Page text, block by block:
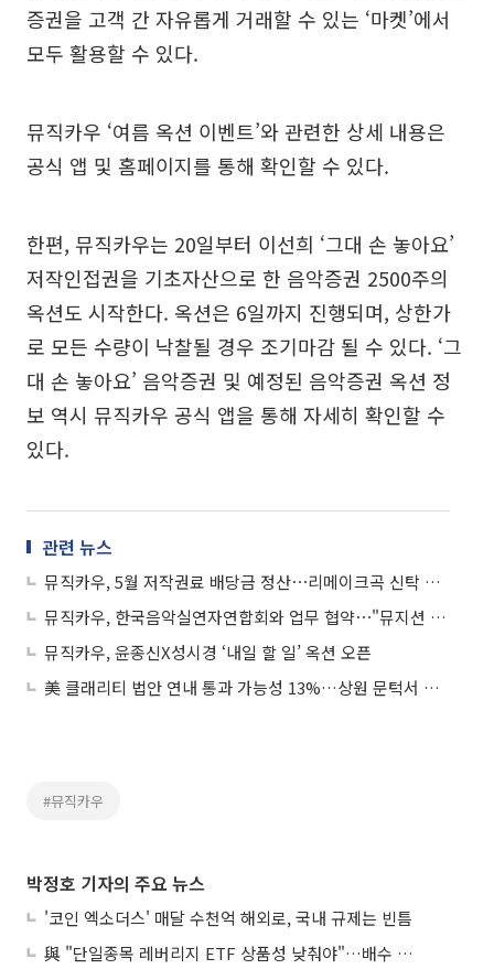
증권을 고객 간 자유롭게 거래할 수 있는 ‘마켓’에서
모두 활용할 수 있다.
뮤직카우 ‘여름 옥션 이벤트’와 관련한 상세 내용은
공식 앱 및 홈페이지를 통해 확인할 수 있다.
한편, 뮤직카우는 20일부터 이선희 ‘그대 손 놓아요’
저작인접권을 기초자산으로 한 음악증권 2500주의
옥션도 시작한다. 옥션은 6일까지 진행되며, 상한가
로 모든 수량이 낙찰될 경우 조기마감 될 수 있다. ‘그
대 손 놓아요’ 음악증권 및 예정된 음악증권 옥션 정
보 역시 뮤직카우 공식 앱을 통해 자세히 확인할 수
있다.
관련 뉴스
뮤직카우, 5월 저작권료 배당금 정산⋯리메이크곡 신탁 재산 추가 완료
뮤직카우, 한국음악실연자연합회와 업무 협약⋯"뮤지션 권익 향상 목표"
뮤직카우, 윤종신X성시경 ‘내일 할 일’ 옥션 오픈
美 클래리티 법안 연내 통과 가능성 13%…상원 문턱서 제동
#뮤직카우
박정호 기자의 주요 뉴스
'코인 엑소더스' 매달 수천억 해외로, 국내 규제는 빈틈
與 "단일종목 레버리지 ETF 상품성 낮춰야"…배수 조정안도 거론